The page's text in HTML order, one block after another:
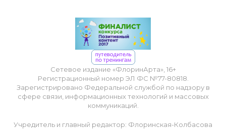
Сетевое издание «ФлоринАрта», 16+
Регистрационный номер ЭЛ ФС №77-80818.
Зарегистрировано Федеральной службой по надзору в
сфере связи, информационных технологий и массовых
коммуникаций.
Учредитель и главный редактор: Флоринская-Колбасова